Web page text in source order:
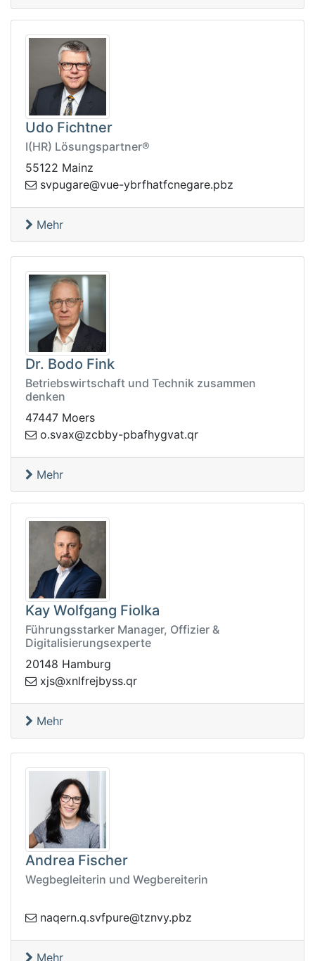
Udo Fichtner
I(HR) Lösungspartner®
55122 Mainz
zbp.eragencfta
hfrby-euv@eragupvs
Mehr
Dr. Bodo Fink
Betriebswirtschaft und Technik zusammen
denken
47447 Moers
rq.tavgyhfabp-ybbcz@x
avs.o
Mehr
Kay Wolfgang Fiolka
Führungsstarker Manager, Offizier &
Digitalisierungsexperte
20148 Hamburg
rq.ssybjerflnx@sj
x
Mehr
Andrea Fischer
Wegbegleiterin und Wegbereiterin
zbp.yvnzt@erupfvs.q
.nreqan
Mehr